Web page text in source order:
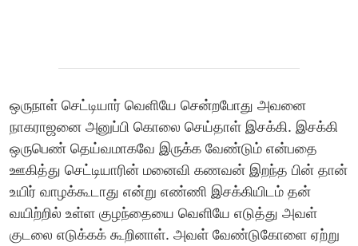
ஒருநாள் செட்டியார் வெளியே சென்றபோது அவனை
நாகராஜனை அனுப்பி கொலை செய்தாள்‌ இசக்கி. இசக்கி
ஒருபெண் தெய்வமாகவே இருக்க வேண்டும் என்பதை
ஊகித்து செட்டியாரின் மனைவி கணவன் இறந்த பின் தான்
உயிர் வாழக்கூடாது என்று எண்ணி இசக்கியிடம் தன்
வயிற்றில் உள்ள குழந்தையை வெளியே எடுத்து அவள்
குடலை எடுக்கக் கூறினாள். அவள் வேண்டுகோளை ஏற்று